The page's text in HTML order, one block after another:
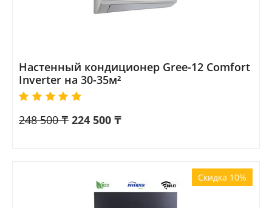
Настенный кондиционер Gree-12 Comfort
Inverter на 30-35м²
248 500 ₸ 224 500 ₸
Скидка 10%